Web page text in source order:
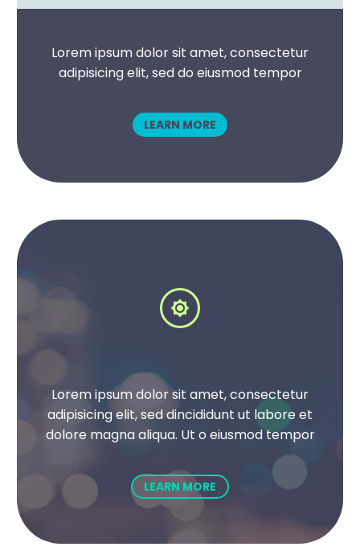
Lorem ipsum dolor sit amet, consectetur
adipisicing elit, sed do eiusmod tempor
LEARN MORE


Lorem ipsum dolor sit amet, consectetur
adipisicing elit, sed dincididunt ut labore et
dolore magna aliqua. Ut o eiusmod tempor
LEARN MORE